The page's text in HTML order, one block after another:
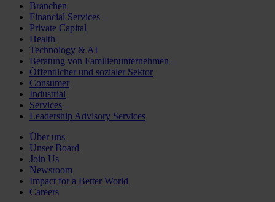
Branchen
Financial Services
Private Capital
Health
Technology & AI
Beratung von Familienunternehmen
Öffentlicher und sozialer Sektor
Consumer
Industrial
Services
Leadership Advisory Services
Über uns
Unser Board
Join Us
Newsroom
Impact for a Better World
Careers